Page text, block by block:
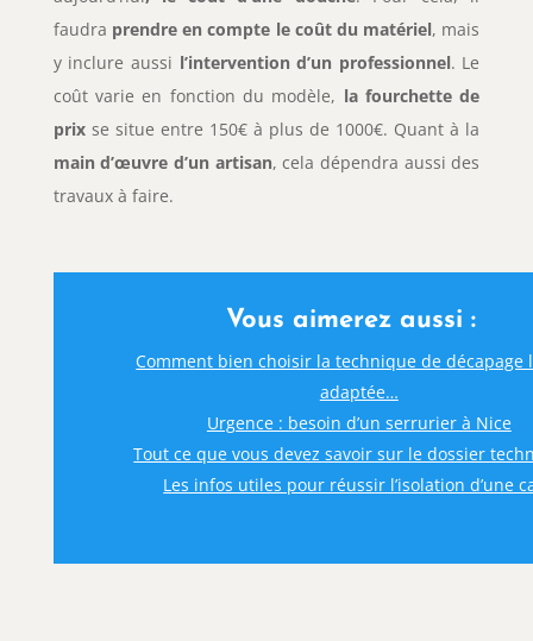
faudra prendre en compte le coût du matériel, mais
y inclure aussi l’intervention d’un professionnel. Le
coût varie en fonction du modèle, la fourchette de
prixse situe entre 150€ à plus de 1000€. Quant à la
main d’œuvre d’un artisan, cela dépendra aussi des
travaux à faire.
Vous aimerez aussi :
Comment bien choisir la technique de décapage
adaptée…
Urgence : besoin d’un serrurier à Nice
Tout ce que vous devez savoir sur le dossier
Les infos utiles pour réussir l’isolation d’une